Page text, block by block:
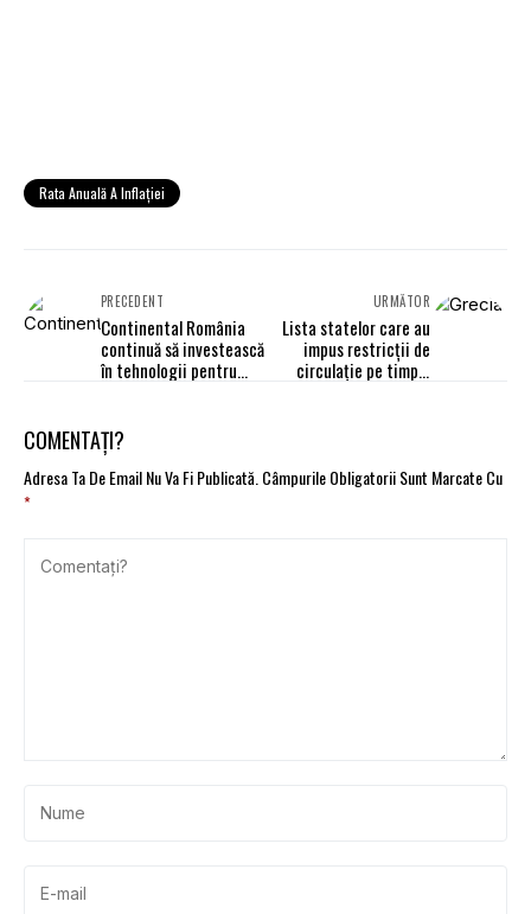
Rata Anuală A Inflaţiei
PRECEDENT
Continental România
continuă să investească
în tehnologii pentru
URMĂTOR
Lista statelor care au
impus restricţii de
circulaţie pe timpul
COMENTAȚI?
Adresa Ta De Email Nu Va Fi Publicată.Câmpurile Obligatorii Sunt Marcate Cu
*